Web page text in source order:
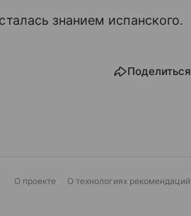
знанием испанского.
Поделиться
О проекте О технологиях рекомендаций